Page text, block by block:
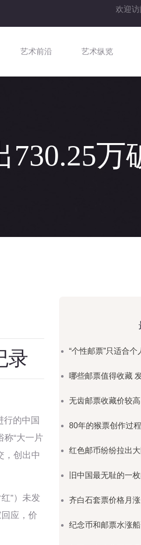
欢迎
艺术前沿 艺术纵览
万
录
的中国
称“大一片
，创出中
”）未发
应，价
“个性邮票”只适合
哪些邮票值得收藏
无齿邮票收藏价较
80年的猴票创作过程
红色邮币纷纷拉出
旧中国最无耻的一
齐白石套票价格月
纪念币和邮票水涨